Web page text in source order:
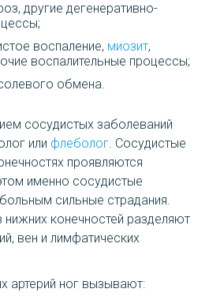
другие дегенеративно-
воспаление, миозит,
воспалительные процессы;
обмена.
сосудистых заболеваний
или флеболог. Сосудистые
проявляются
именно сосудистые
сильные страдания.
конечностей разделяют
вен и лимфатических
артерий ног вызывают: